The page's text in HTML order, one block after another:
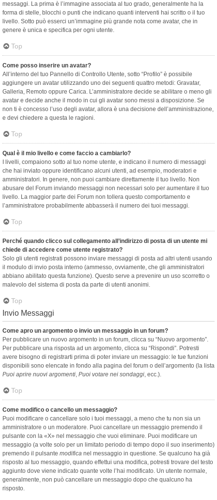
messaggi. La prima è l’immagine associata al tuo grado, generalmente ha la
forma di stelle, blocchi o punti che indicano quanti interventi hai scritto o il tuo
livello. Sotto può esserci un’immagine più grande nota come avatar, che in
genere è unica e specifica per ogni utente.
Top
Come posso inserire un avatar?
All’interno del tuo Pannello di Controllo Utente, sotto “Profilo” è possibile
aggiungere un avatar utilizzando uno dei seguenti quattro metodi: Gravatar,
Galleria, Remoto oppure Carica. L’amministratore decide se abilitare o meno gli
avatar e decide anche il modo in cui gli avatar sono messi a disposizione. Se
non ti è concesso l’uso degli avatar, allora è una decisione dell’amministrazione,
e devi chiedere a questa le ragioni.
Top
Qual è il mio livello e come faccio a cambiarlo?
I livelli, compaiono sotto al tuo nome utente, e indicano il numero di messaggi
che hai inviato oppure identificano alcuni utenti, ad esempio, moderatori e
amministratori. In genere, non puoi cambiare direttamente il tuo livello. Non
abusare del Forum inviando messaggi non necessari solo per aumentare il tuo
livello. La maggior parte dei Forum non tollera questo comportamento e
l’amministratore probabilmente abbasserà il numero dei tuoi messaggi.
Top
Perché quando clicco sul collegamento all’indirizzo di posta di un utente mi
chiede di accedere come utente registrato?
Solo gli utenti registrati possono inviare messaggi di posta ad altri utenti usando
il modulo di invio posta interno (ammesso, ovviamente, che gli amministratori
abbiano abilitato questa funzione). Questo serve a prevenire un uso scorretto o
malevolo del sistema di posta da parte di utenti anonimi.
Top
Invio Messaggi
Come apro un argomento o invio un messaggio in un forum?
Per pubblicare un nuovo argomento in un forum, clicca su “Nuovo argomento”.
Per pubblicare una risposta ad un argomento, clicca su “Rispondi”. Potresti
avere bisogno di registrarti prima di poter inviare un messaggio: le tue funzioni
disponibili sono elencate in fondo alla pagina del forum o dell’argomento (la lista
Puoi aprire nuovi argomenti, Puoi votare nei sondaggi, ecc.).
Top
Come modifico o cancello un messaggio?
Puoi modificare o cancellare solo i tuoi messaggi, a meno che tu non sia un
amministratore o un moderatore. Puoi cancellare un messaggio premendo il
pulsante con la «X» nel messaggio che vuoi eliminare. Puoi modificare un
messaggio (a volte solo per un limitato periodo di tempo dopo il suo inserimento)
premendo il pulsante modifica nel messaggio in questione. Se qualcuno ha già
risposto al tuo messaggio, quando effettui una modifica, potresti trovare del testo
aggiunto dove viene indicato quante volte l’hai modificato. Un utente normale,
generalmente, non può cancellare un messaggio dopo che qualcuno ha
risposto.